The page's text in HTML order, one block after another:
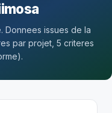
Donnees issues de la
par projet, 5 criteres